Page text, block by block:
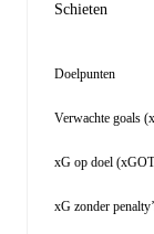
Schieten
Doelpunten
Verwachte goals
xG op doel
xG zonder